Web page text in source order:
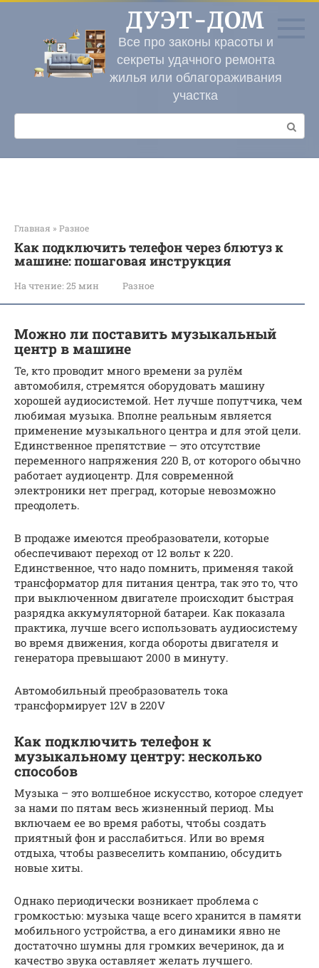
Перейти
контенту
ДУЭТ-ДОМ
Все про законы красоты и
секреты удачного ремонта
жилья или облагораживания
участка
Поиск:
Главная » Разное
Как подключить телефон через блютуз к
машине: пошаговая инструкция
На чтение: 25 мин Разное
Можно ли поставить музыкальный
центр в машине
Те, кто проводит много времени за рулём
автомобиля, стремятся оборудовать машину
хорошей аудиосистемой. Нет лучше попутчика, чем
любимая музыка. Вполне реальным является
применение музыкального центра и для этой цели.
Единственное препятствие — это отсутствие
переменного напряжения 220 В, от которого обычно
работает аудиоцентр. Для современной
электроники нет преград, которые невозможно
преодолеть.
В продаже имеются преобразователи, которые
обеспечивают переход от 12 вольт к 220.
Единственное, что надо помнить, применяя такой
трансформатор для питания центра, так это то, что
при выключенном двигателе происходит быстрая
разрядка аккумуляторной батареи. Как показала
практика, лучше всего использовать аудиосистему
во время движения, когда обороты двигателя и
генератора превышают 2000 в минуту.
Автомобильный преобразователь тока
трансформирует 12V в 220V
Как подключить телефон к
музыкальному центру: несколько
способов
Музыка – это волшебное искусство, которое следует
за нами по пятам весь жизненный период. Мы
включаем ее во время работы, чтобы создать
приятный фон и расслабиться. Или во время
отдыха, чтобы развеселить компанию, обсудить
новые хиты.
Однако периодически возникает проблема с
громкостью: музыка чаще всего хранится в памяти
мобильного устройства, а его динамики явно не
достаточно шумны для громких вечеринок, да и
качество звука оставляет желать лучшего.